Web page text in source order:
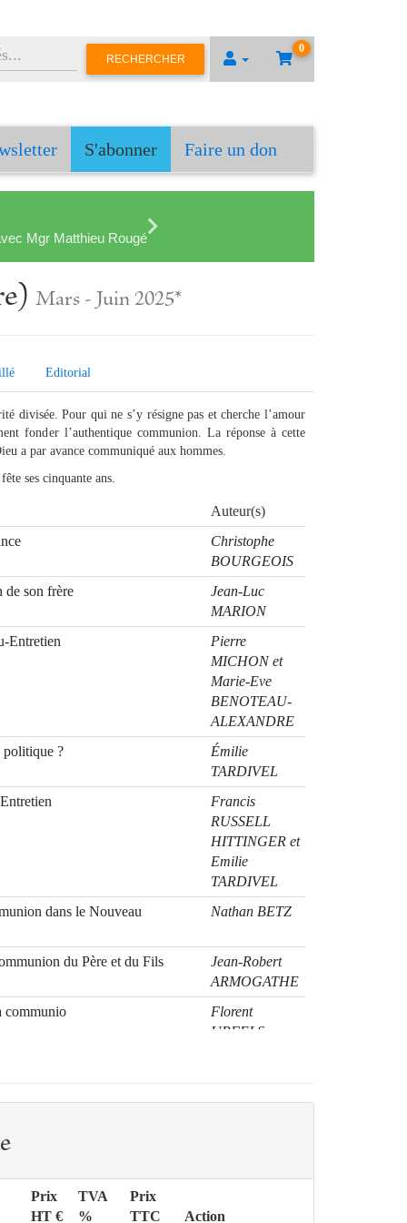
0
RECHERCHER
S'abonner Faire un don
Mgr Matthieu Rougé
Mars - Juin 2025*
Editorial
divisée. Pour qui ne s’y résigne pas et cherche l’amour
fonder l’authentique communion. La réponse à cette
a par avance communiqué aux hommes.
fête ses cinquante ans.
Auteur(s)
Christophe
BOURGEOIS
de son frère
Jean-Luc
MARION
Entretien
Pierre
MICHON et
Marie-Eve
BENOTEAU-
ALEXANDRE
politique ?
Émilie
TARDIVEL
Francis
RUSSELL
HITTINGER et
Emilie
TARDIVEL
dans le Nouveau
Nathan BETZ
du Père et du Fils
Jean-Robert
ARMOGATHE
communio
Florent
URFELS
vue catholique
générations?
BRAGUE
qui n’aurait jamais dû
Corinne
Prix
HT €
TVA
%
Prix
TTC
Action